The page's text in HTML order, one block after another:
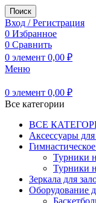
Поиск
Вход / Регистрация
0 Избранное
0 Сравнить
0 элемент 0,00 ₽
Меню
0 элемент 0,00 ₽
Все категории
ВСЕ
Аксессуары
Турники
Турники
Зеркала для
Оборудование